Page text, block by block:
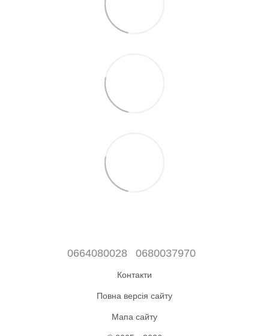
0664080028 0680037970
Контакти
Повна версія сайту
Мапа сайту